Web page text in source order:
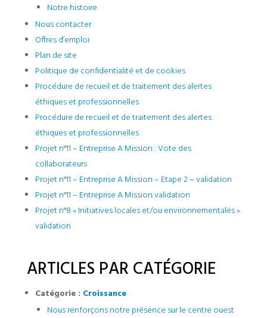
Notre histoire
Nous contacter
Offres d’emploi
Plan de site
Politique de confidentialité et de cookies
Procédure de recueil et de traitement des alertes
éthiques et professionnelles
Procédure de recueil et de traitement des alertes
éthiques et professionnelles
Projet n°11 – Entreprise A Mission : Vote des
collaborateurs
Projet n°11 – Entreprise A Mission – Etape 2 – validation
Projet n°11 – Entreprise A Mission validation
Projet n°8 « Initiatives locales et/ou environnementales »
validation
ARTICLES PAR CATÉGORIE
Catégorie : Croissance
Nous renforçons notre présence sur le centre ouest